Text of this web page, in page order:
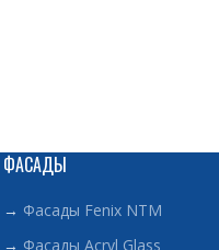
ФАСАДЫ
→ Фасады Fenix NTM
→ Фасады Acryl Glass